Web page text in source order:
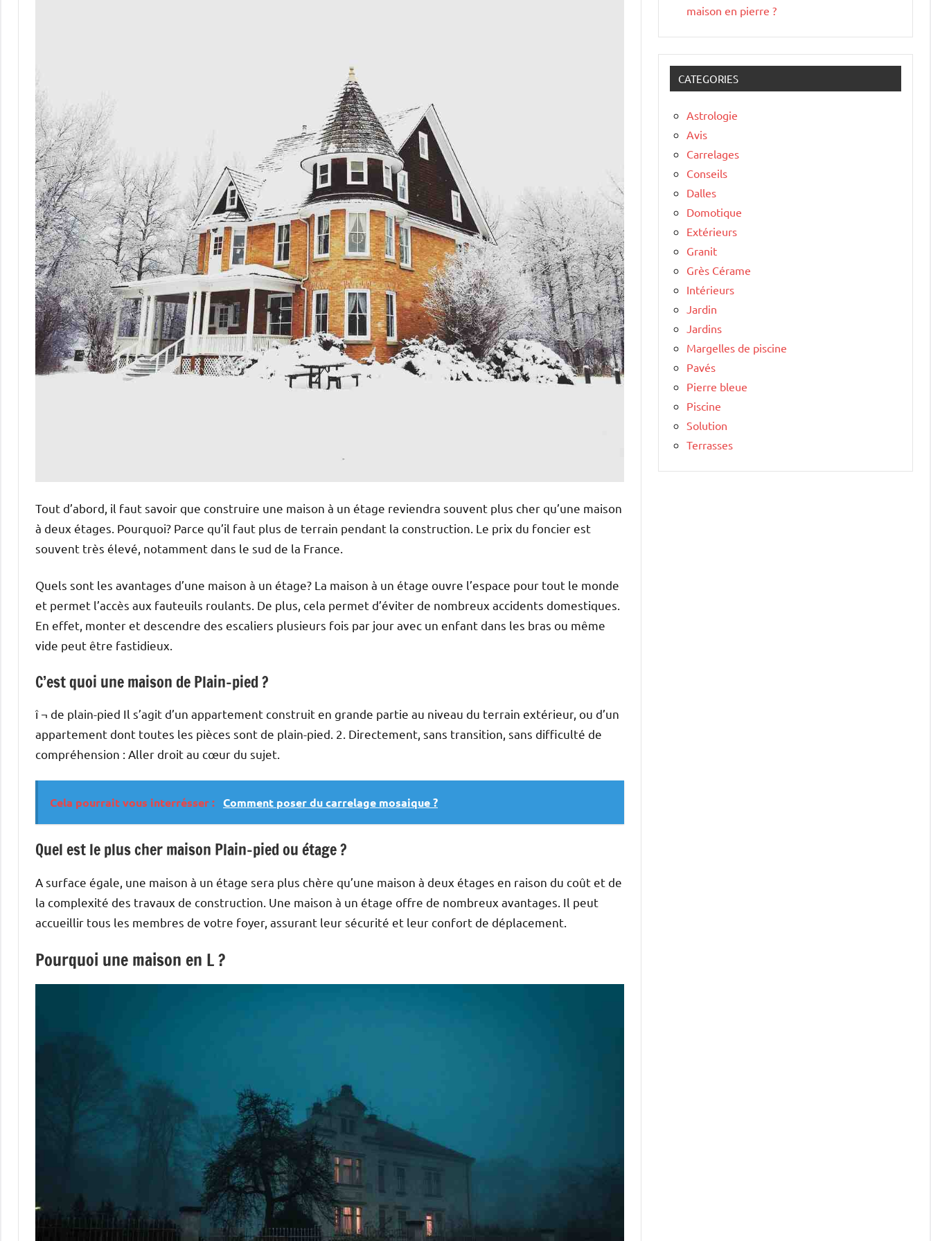
Tout d’abord, il faut savoir que construire une maison à un étage reviendra souvent plus cher qu’une maison
à deux étages. Pourquoi? Parce qu’il faut plus de terrain pendant la construction. Le prix du foncier est
souvent très élevé, notamment dans le sud de la France.
Quels sont les avantages d’une maison à un étage? La maison à un étage ouvre l’espace pour tout le monde
et permet l’accès aux fauteuils roulants. De plus, cela permet d’éviter de nombreux accidents domestiques.
En effet, monter et descendre des escaliers plusieurs fois par jour avec un enfant dans les bras ou même
vide peut être fastidieux.
C’est quoi une maison de Plain-pied ?
î ¬ de plain-pied Il s’agit d’un appartement construit en grande partie au niveau du terrain extérieur, ou d’un
appartement dont toutes les pièces sont de plain-pied. 2. Directement, sans transition, sans difficulté de
compréhension : Aller droit au cœur du sujet.
Cela pourrait vous interrésser : Comment poser du carrelage mosaique ?
Quel est le plus cher maison Plain-pied ou étage ?
A surface égale, une maison à un étage sera plus chère qu’une maison à deux étages en raison du coût et de
la complexité des travaux de construction. Une maison à un étage offre de nombreux avantages. Il peut
accueillir tous les membres de votre foyer, assurant leur sécurité et leur confort de déplacement.
Pourquoi une maison en L ?
maison en pierre ?
CATEGORIES
Astrologie
Avis
Carrelages
Conseils
Dalles
Domotique
Extérieurs
Granit
Grès Cérame
Intérieurs
Jardin
Jardins
Margelles de piscine
Pavés
Pierre bleue
Piscine
Solution
Terrasses